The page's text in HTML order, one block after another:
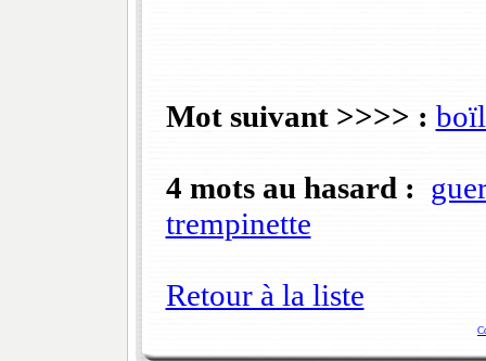
Mot suivant >>>> :
4 mots au hasard :
trempinette
Retour à la liste